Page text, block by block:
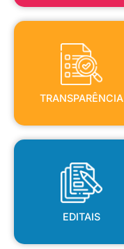
TRANSPARÊNCIA
TRANSPARÊNCIA
EDITAIS
EDITAIS